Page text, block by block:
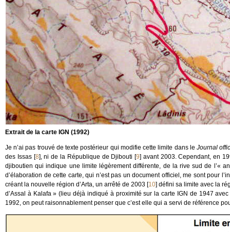
Extrait de la carte IGN (1992)
Je n’ai pas trouvé de texte postérieur qui modifie cette limite dans le Journal
des Issas[8], ni de la République de Djibouti [9] avant 2003. Cependant, en
djiboutien qui indique une limite légèrement différente, de la rive sud de l’«
d’élaboration de cette carte, qui n’est pas un document officiel, me sont pour
créant la nouvelle région d’Arta, un arrêté de 2003 [10] défini sa limite avec la
d’Assal à Kalafa » (lieu déjà indiqué à proximité sur la carte IGN de 1947
1992, on peut raisonnablement penser que c’est elle qui a servi de référence